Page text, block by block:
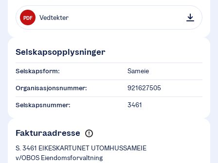
PDF Vedtekter
Selskapsopplysninger
Selskapsform: Sameie
Organisasjonsnummer: 921627505
Selskapsnummer: 3461
Fakturaadresse
S. 3461 EIKESKARTUNET UTOMHUSSAMEIE
v/OBOS Eiendomsforvaltning